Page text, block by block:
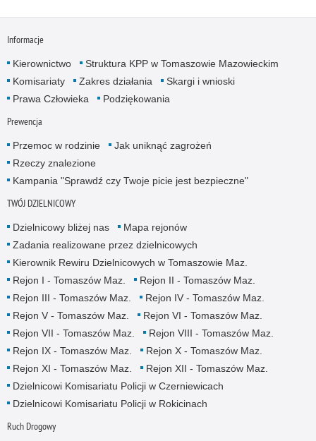
Informacje
Kierownictwo
Struktura KPP w Tomaszowie Mazowieckim
Komisariaty
Zakres działania
Skargi i wnioski
Prawa Człowieka
Podziękowania
Prewencja
Przemoc w rodzinie
Jak uniknąć zagrożeń
Rzeczy znalezione
Kampania "Sprawdź czy Twoje picie jest bezpieczne"
TWÓJ DZIELNICOWY
Dzielnicowy bliżej nas
Mapa rejonów
Zadania realizowane przez dzielnicowych
Kierownik Rewiru Dzielnicowych w Tomaszowie Maz.
Rejon I - Tomaszów Maz.
Rejon II - Tomaszów Maz.
Rejon III - Tomaszów Maz.
Rejon IV - Tomaszów Maz.
Rejon V - Tomaszów Maz.
Rejon VI - Tomaszów Maz.
Rejon VII - Tomaszów Maz.
Rejon VIII - Tomaszów Maz.
Rejon IX - Tomaszów Maz.
Rejon X - Tomaszów Maz.
Rejon XI - Tomaszów Maz.
Rejon XII - Tomaszów Maz.
Dzielnicowi Komisariatu Policji w Czerniewicach
Dzielnicowi Komisariatu Policji w Rokicinach
Ruch Drogowy